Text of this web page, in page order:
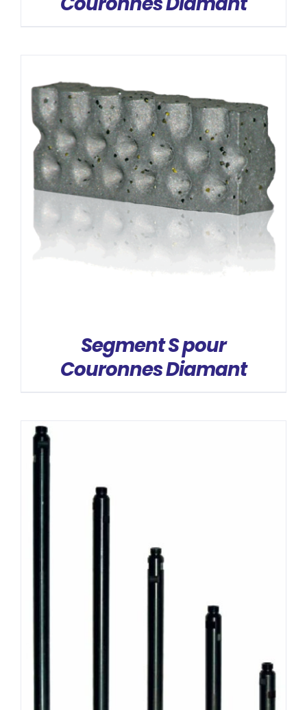
DÉTAILS
Segment S pour
Couronnes Diamant
DÉTAILS